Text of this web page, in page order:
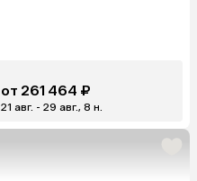
от 261 464 ₽
21 авг. - 29 авг., 8 н.